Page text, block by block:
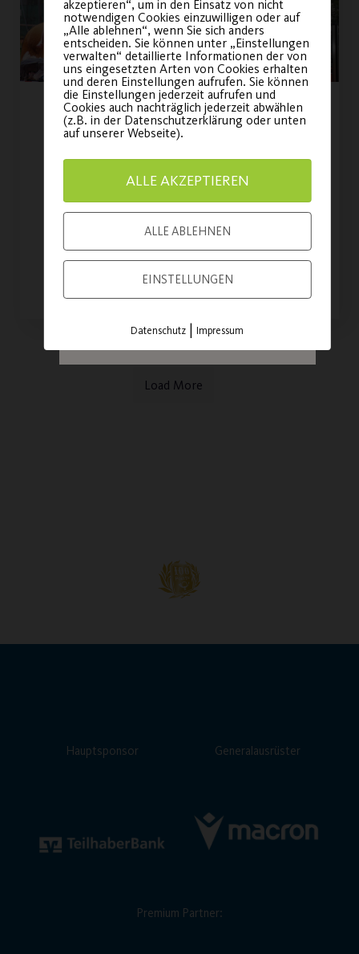
Post SV-Sportfestival am 9.
Juli 2022
Spiel, Spaß und Spannung für die
ganze Familie.
Load More
Hauptsponsor Generalausrüster
Premium Partner:
akzeptieren“, um in den Einsatz von nicht
notwendigen Cookies einzuwilligen oder auf
„Alle ablehnen“, wenn Sie sich anders
entscheiden. Sie können unter „Einstellungen
verwalten“ detaillierte Informationen der von
uns eingesetzten Arten von Cookies erhalten
und deren Einstellungen aufrufen. Sie können
die Einstellungen jederzeit aufrufen und
Cookies auch nachträglich jederzeit abwählen
(z.B. in der Datenschutzerklärung oder unten
auf unserer Webseite).
ALLE AKZEPTIEREN
ALLE ABLEHNEN
EINSTELLUNGEN
Datenschutz |Impressum
unsere
Jubiläumsfeier!
Sei am am21. November
2026dabei und feiere
Vereinsgeschichte!
JETZT TICKET
SICHERN